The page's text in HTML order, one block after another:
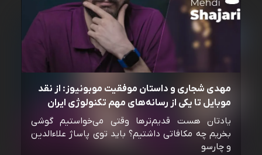
مهدی شجاری و داستان موفقیت موبونیوز: از نقد
موبایل تا یکی از رسانه‌‌های مهم تکنولوژی ایران
یادتان هست قدیم‌ترها وقتی می‌خواستیم گوشی
بخریم چه مکافاتی داشتیم؟ باید توی پاساژ علاءالدین
و چارسو